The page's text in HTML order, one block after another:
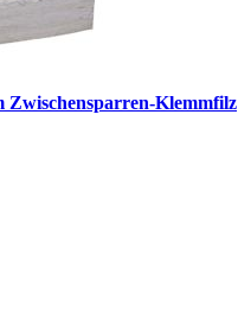
Zwischensparren-Klemmfilz